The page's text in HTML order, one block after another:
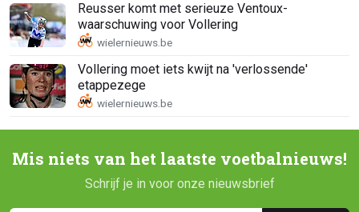
Reusser komt met serieuze Ventoux-
waarschuwing voor Vollering
Vollering moet iets kwijt na 'verlossende'
etappezege
Mis niets van het laatste voetbalnieuws!
Schrijf je in voor onze nieuwsbrief